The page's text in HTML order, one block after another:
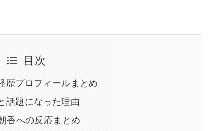
目次
歴プロフィールまとめ
話題になった理由
香への反応まとめ